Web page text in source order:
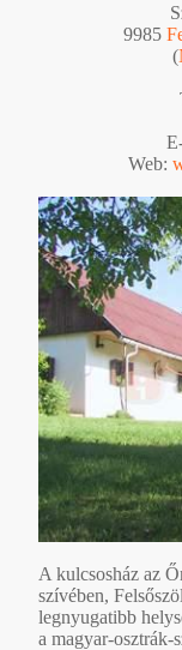
9985
(
Web:
A kulcsosház az
szívében,
legnyugatibb
a magyar-osztrák-